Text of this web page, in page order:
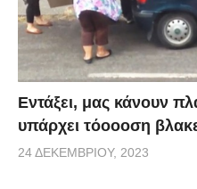
Εντάξει, μας κάνουν
υπάρχει τόοοοση
24 ΔΕΚΕΜΒΡΊΟΥ, 2023